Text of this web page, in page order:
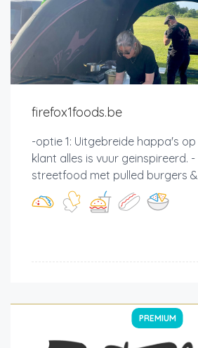
firefox1foods.be
-optie 1: Uitgebreide happa's
klant alles is vuur geinspireerd. -
streetfood met pulled burgers
PREMIUM